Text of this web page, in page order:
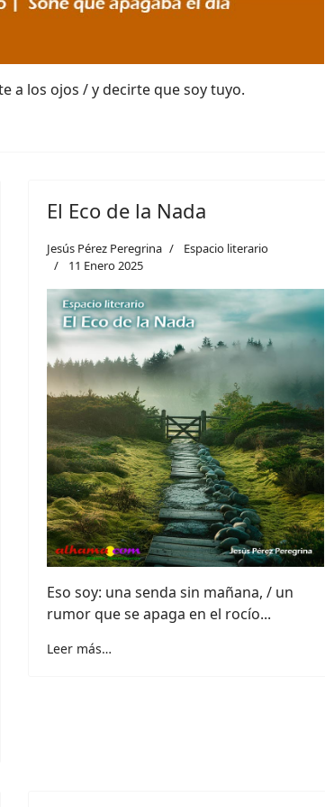
a los ojos / y decirte que soy tuyo.
El Eco de la Nada
Jesús Pérez Peregrina
Espacio literario
11 Enero 2025
Eso soy: una senda sin mañana, / un
rumor que se apaga en el rocío...
Leer más…